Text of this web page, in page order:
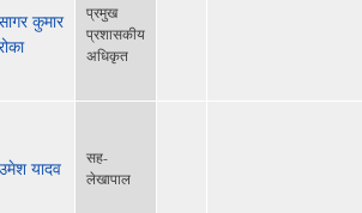
कुमार
प्रमुख
प्रशासकीय
अधिकृत
यादव
सह-
लेखापाल